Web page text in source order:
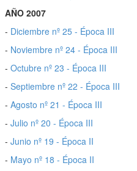
AÑO 2007
- Diciembre nº 25 - Época III
- Noviembre nº 24 - Época III
- Octubre nº 23 - Época III
- Septiembre nº 22 - Época III
- Agosto nº 21 - Época III
- Julio nº 20 - Época III
- Junio nº 19 - Época II
- Mayo nº 18 - Época II